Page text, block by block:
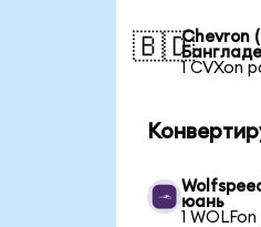
🇧🇩Chevron
1 CVXon
юань
1